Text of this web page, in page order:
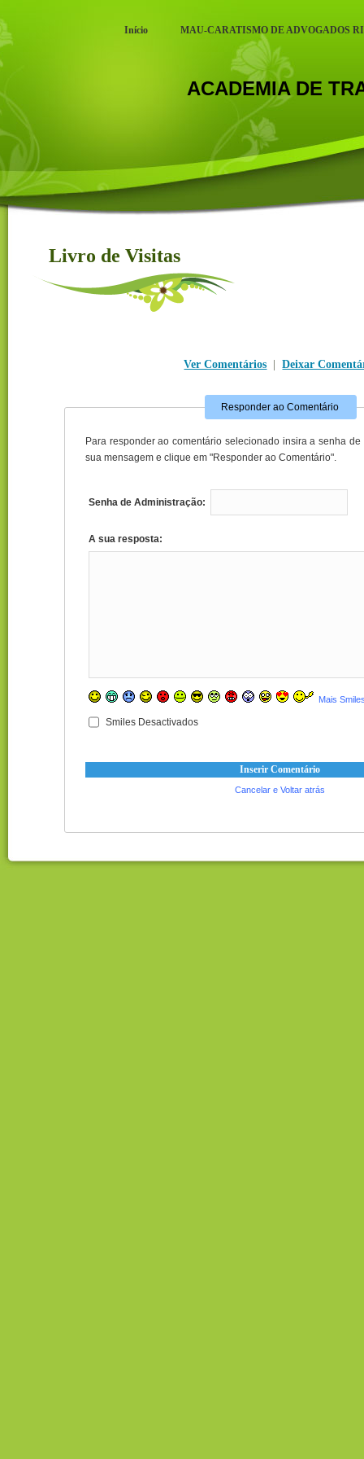
Início MAU-CARATISMO DE ADVOGADOS
ACADEMIA DE
Livro de Visitas
Livro de Visitas
Ver Comentários |Deixar
Responder ao Comentário
Para responder ao comentário selecionado insira a senha
sua mensagem e clique em "Responder ao Comentário".
Senha de Administração:
A sua resposta:
Mais
Smiles Desactivados
Cancelar e Voltar atrás